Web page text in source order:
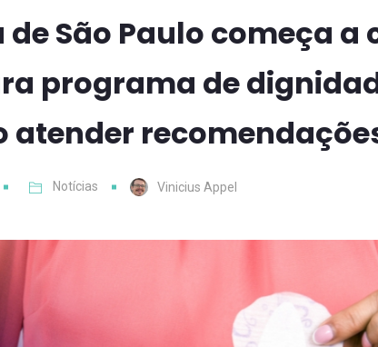
de São Paulo começa a
programa de
atender
Notícias Vinicius Appel